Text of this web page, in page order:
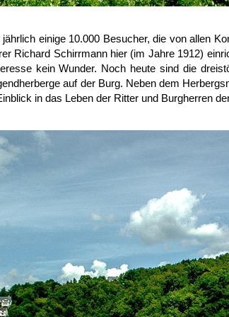
einige 10.000 Besucher, die von allen
Richard Schirrmann hier (im Jahre 1912)
kein Wunder. Noch heute sind die
auf der Burg. Neben dem
in das Leben der Ritter und Burgherren